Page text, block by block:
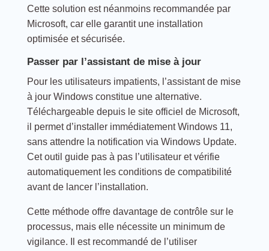
Cette solution est néanmoins recommandée par
Microsoft, car elle garantit une installation
optimisée et sécurisée.
Passer par l’assistant de mise à jour
Pour les utilisateurs impatients, l’assistant de mise
à jour Windows constitue une alternative.
Téléchargeable depuis le site officiel de Microsoft,
il permet d’installer immédiatement Windows 11,
sans attendre la notification via Windows Update.
Cet outil guide pas à pas l’utilisateur et vérifie
automatiquement les conditions de compatibilité
avant de lancer l’installation.
Cette méthode offre davantage de contrôle sur le
processus, mais elle nécessite un minimum de
vigilance. Il est recommandé de l’utiliser